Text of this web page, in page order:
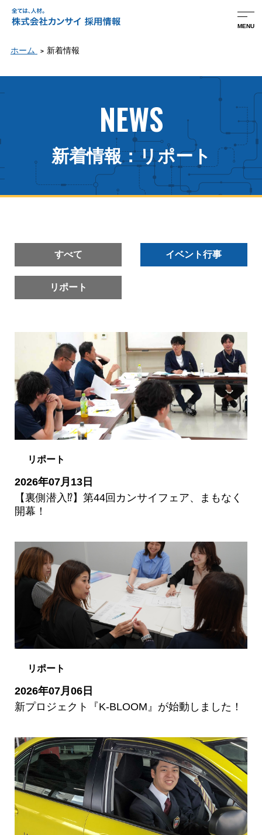
MENU
ホーム 新着情報
NEWS
新着情報：リポート
すべて イベント行事
リポート
リポート
2026年07月13日
【裏側潜入⁉】第44回カンサイフェア、まもなく
開幕！
リポート
2026年07月06日
新プロジェクト『K-BLOOM』が始動しました！